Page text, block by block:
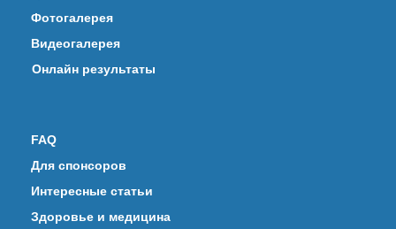
Фотогалерея
Видеогалерея
Онлайн результаты
FAQ
Для спонсоров
Интересные статьи
Здоровье и медицина